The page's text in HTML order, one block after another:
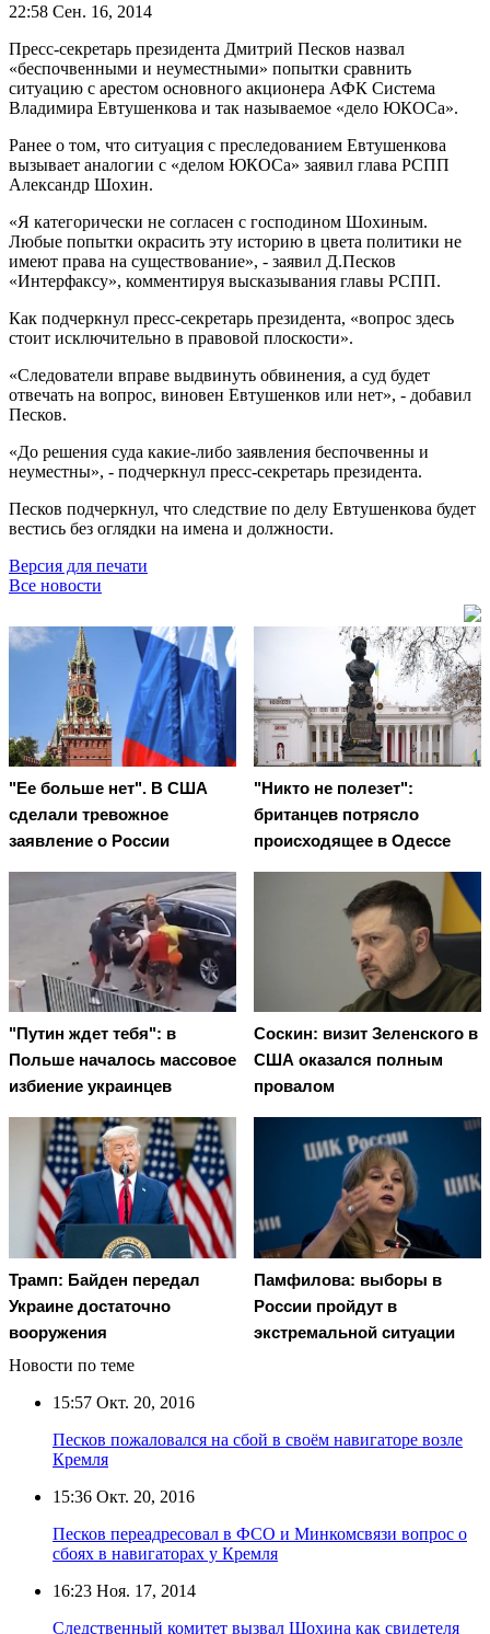
22:58 Сен. 16, 2014
Пресс-секретарь президента Дмитрий Песков назвал
«беспочвенными и неуместными» попытки сравнить
ситуацию с арестом основного акционера АФК Система
Владимира Евтушенкова и так называемое «дело ЮКОСа».
Ранее о том, что ситуация с преследованием Евтушенкова
вызывает аналогии с «делом ЮКОСа» заявил глава РСПП
Александр Шохин.
«Я категорически не согласен с господином Шохиным.
Любые попытки окрасить эту историю в цвета политики не
имеют права на существование», - заявил Д.Песков
«Интерфаксу», комментируя высказывания главы РСПП.
Как подчеркнул пресс-секретарь президента, «вопрос здесь
стоит исключительно в правовой плоскости».
«Следователи вправе выдвинуть обвинения, а суд будет
отвечать на вопрос, виновен Евтушенков или нет», - добавил
Песков.
«До решения суда какие-либо заявления беспочвенны и
неуместны», - подчеркнул пресс-секретарь президента.
Песков подчеркнул, что следствие по делу Евтушенкова будет
вестись без оглядки на имена и должности.
Версия для печати
Все новости
"Ее больше нет". В США
сделали тревожное
заявление о России
"Никто не полезет":
британцев потрясло
происходящее в Одессе
"Путин ждет тебя": в
Польше началось массовое
избиение украинцев
Соскин: визит Зеленского в
США оказался полным
провалом
Трамп: Байден передал
Украине достаточно
вооружения
Памфилова: выборы в
России пройдут в
экстремальной ситуации
Новости по теме
15:57 Окт. 20, 2016
Песков пожаловался на сбой в своём навигаторе возле
Кремля
15:36 Окт. 20, 2016
Песков переадресовал в ФСО и Минкомсвязи вопрос о
сбоях в навигаторах у Кремля
16:23 Ноя. 17, 2014
Следственный комитет вызвал Шохина как свидетеля